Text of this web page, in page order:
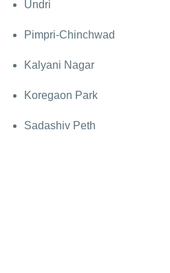
Undri
Pimpri-Chinchwad
Kalyani Nagar
Koregaon Park
Sadashiv Peth